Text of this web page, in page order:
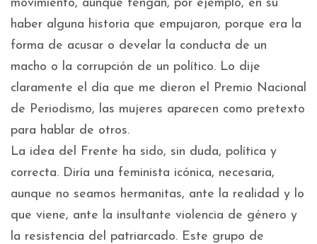
movimiento, aunque tengan, por ejemplo, en su
haber alguna historia que empujaron, porque era la
forma de acusar o develar la conducta de un
macho o la corrupción de un político. Lo dije
claramente el día que me dieron el Premio Nacional
de Periodismo, las mujeres aparecen como pretexto
para hablar de otros.
La idea del Frente ha sido, sin duda, política y
correcta. Diría una feminista icónica, necesaria,
aunque no seamos hermanitas, ante la realidad y lo
que viene, ante la insultante violencia de género y
la resistencia del patriarcado. Este grupo de